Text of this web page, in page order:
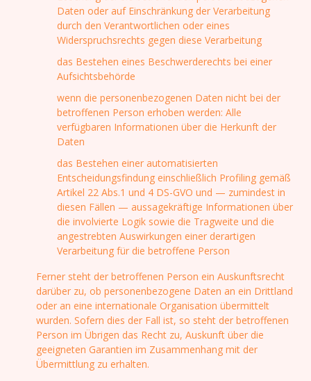
Daten oder auf Einschränkung der Verarbeitung
durch den Verantwortlichen oder eines
Widerspruchsrechts gegen diese Verarbeitung
das Bestehen eines Beschwerderechts bei einer
Aufsichtsbehörde
wenn die personenbezogenen Daten nicht bei der
betroffenen Person erhoben werden: Alle
verfügbaren Informationen über die Herkunft der
Daten
das Bestehen einer automatisierten
Entscheidungsfindung einschließlich Profiling gemäß
Artikel 22 Abs.1 und 4 DS-GVO und — zumindest in
diesen Fällen — aussagekräftige Informationen über
die involvierte Logik sowie die Tragweite und die
angestrebten Auswirkungen einer derartigen
Verarbeitung für die betroffene Person
Ferner steht der betroffenen Person ein Auskunftsrecht
darüber zu, ob personenbezogene Daten an ein Drittland
oder an eine internationale Organisation übermittelt
wurden. Sofern dies der Fall ist, so steht der betroffenen
Person im Übrigen das Recht zu, Auskunft über die
geeigneten Garantien im Zusammenhang mit der
Übermittlung zu erhalten.